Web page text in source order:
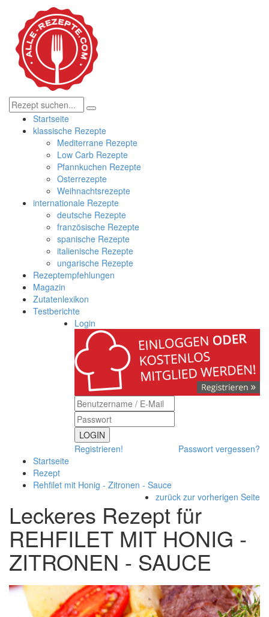
Startseite
klassische Rezepte
Mediterrane Rezepte
Low Carb Rezepte
Pfannkuchen Rezepte
Osterrezepte
Weihnachtsrezepte
internationale Rezepte
deutsche Rezepte
französische Rezepte
spanische Rezepte
italienische Rezepte
ungarische Rezepte
Rezeptempfehlungen
Magazin
Zutatenlexikon
Testberichte
Login
LOGIN
Registrieren!
Passwort vergessen?
Startseite
Rezept
Rehfilet mit Honig - Zitronen - Sauce
zurück zur vorherigen Seite
Leckeres Rezept für
REHFILET MIT HONIG -
ZITRONEN - SAUCE